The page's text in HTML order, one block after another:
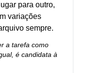
para outro,
variações
sempre.
a tarefa como
é candidata à